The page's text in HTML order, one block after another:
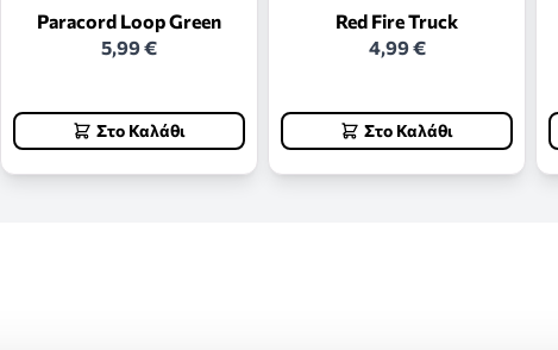
Paracord Loop Green
5,99 €
Στο Καλάθι
Red Fire Truck
4,99 €
Στο Καλάθι